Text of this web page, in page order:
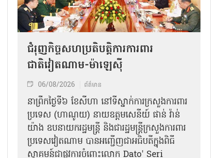
ជំរុញកិច្ចសហប្រតិបត្តិការការពារ
ជាតិវៀតណាម-ម៉ាឡេស៊ី
06/08/2026 ព័ត៌មាន
នា​ព្រឹកថ្ងៃទី៦ ខែសីហា នៅទីស្នាក់ការក្រសួងការពារ
ប្រទេស (ហាណូយ) នាយឧត្តមសេនីយ៍ ផាន់ វ៉ាន់
យ៉ាង ឧបនាយករដ្ឋមន្ត្រី និងជារដ្ឋមន្ត្រីក្រសួងការពារ
ប្រទេសវៀតណាម បានអញ្ជើញជាអធិបតីក្នុងពិធី
ស្វាគមន៍ជាផ្លូវការ​ចំពោះលោក Dato' Seri